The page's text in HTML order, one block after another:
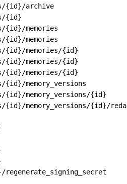
{id}/archive
{id}
{id}/memories
{id}/memories
{id}/memories/{id}
{id}/memories/{id}
{id}/memories/{id}
{id}/memory_versions
{id}/memory_versions/{id}
{id}/memory_versions/{id}/
regenerate_signing_secret